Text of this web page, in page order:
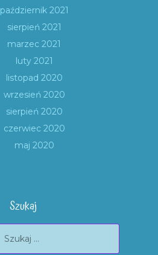
październik 2021
sierpień 2021
marzec 2021
luty 2021
listopad 2020
wrzesień 2020
sierpień 2020
czerwiec 2020
maj 2020
Szukaj